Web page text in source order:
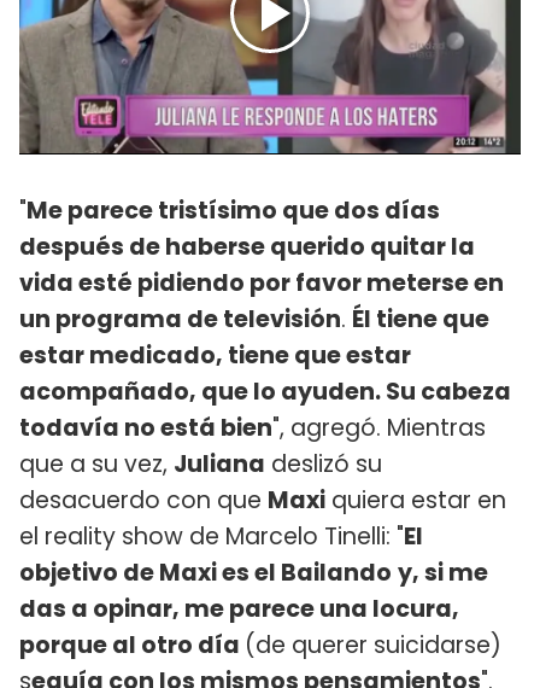
"Me parece tristísimo que dos días
después de haberse querido quitar la
vida esté pidiendo por favor meterse en
un programa de televisión. Él tiene que
estar medicado, tiene que estar
acompañado, que lo ayuden. Su cabeza
todavía no está bien", agregó. Mientras
que a su vez, Juliana deslizó su
desacuerdo con que Maxi quiera estar en
el reality show de Marcelo Tinelli: "El
objetivo de Maxi es el Bailando y, si me
das a opinar, me parece una locura,
porque al otro día (de querer suicidarse)
seguía con los mismos pensamientos".